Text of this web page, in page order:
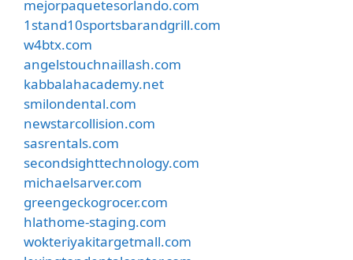
mejorpaquetesorlando.com
1stand10sportsbarandgrill.com
w4btx.com
angelstouchnaillash.com
kabbalahacademy.net
smilondental.com
newstarcollision.com
sasrentals.com
secondsighttechnology.com
michaelsarver.com
greengeckogrocer.com
hlathome-staging.com
wokteriyakitargetmall.com